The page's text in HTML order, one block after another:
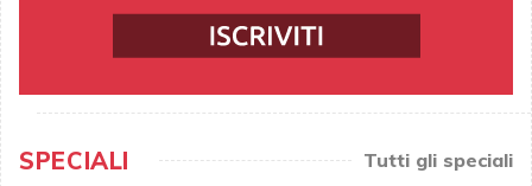
SPECIALI Tutti gli speciali